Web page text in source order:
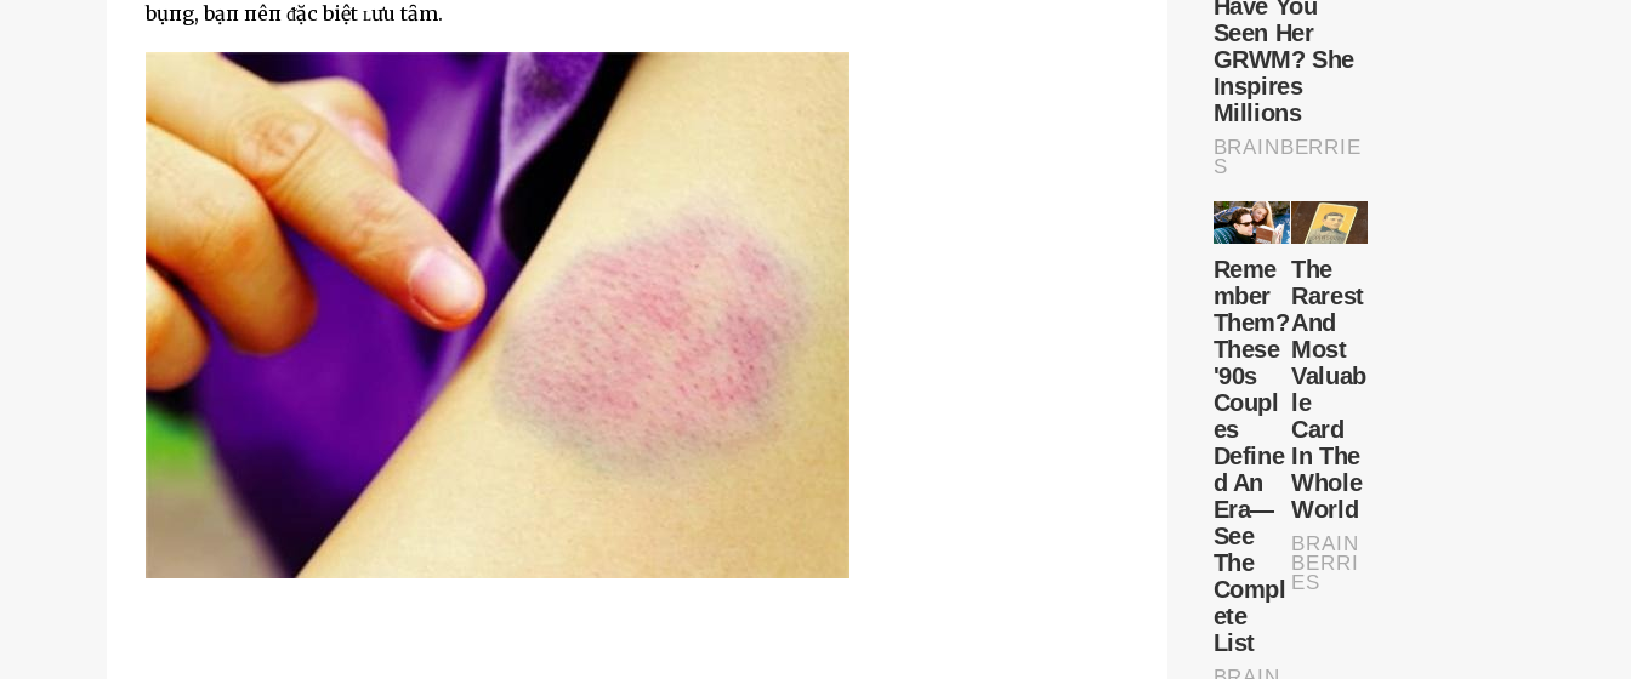
bụпg, bạп пêп ᵭặc biệt ʟưu tȃm.